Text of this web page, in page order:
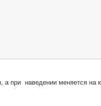
а при наведении меняется